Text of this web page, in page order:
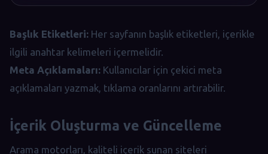
Başlık Etiketleri: Her sayfanın başlık etiketleri, içerikle
ilgili anahtar kelimeleri içermelidir.
Meta Açıklamaları: Kullanıcılar için çekici meta
açıklamaları yazmak, tıklama oranlarını artırabilir.
İçerik Oluşturma ve Güncelleme
Arama motorları, kaliteli içerik sunan siteleri